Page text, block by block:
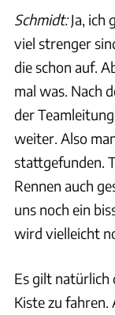
Schmidt:Ja, ich
viel strenger
die schon auf.
mal was. Nach
der
weiter. Also
stattgefunden.
Rennen auch
uns noch ein
wird vielleicht
Es gilt natürlich
Kiste zu fahren.